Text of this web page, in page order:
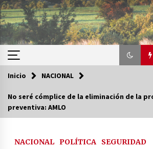
Tendencias
Inicio NACIONAL
No seré cómplice de la eliminación de la
preventiva: AMLO
NACIONAL POLÍTICA SEGURIDAD